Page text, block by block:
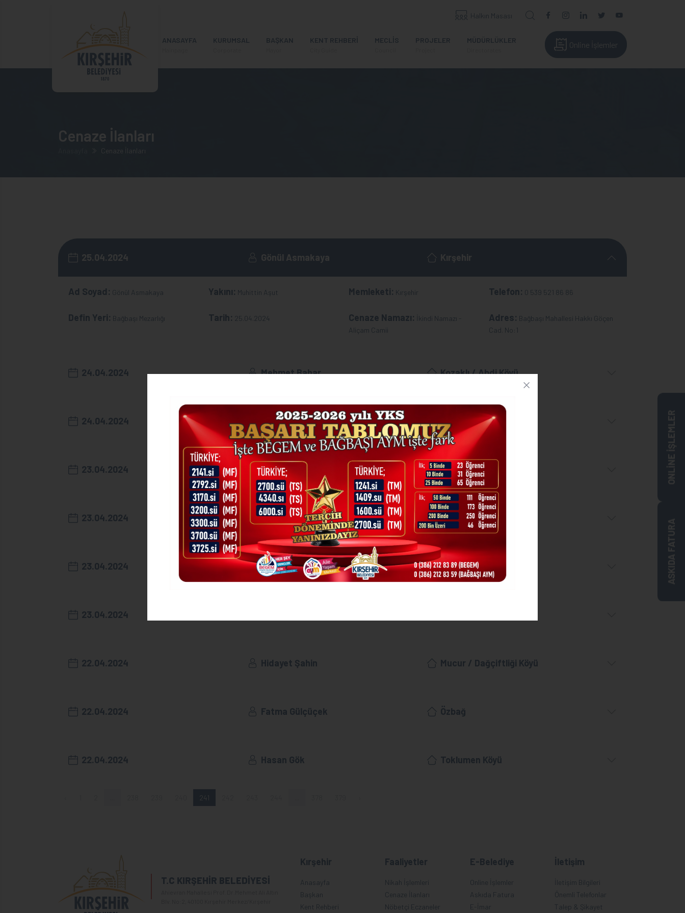
Halkın Masası
ANASAYFA KURUMSAL BAŞKAN KENT REHBERİ MECLİS PROJELER MÜDÜRLÜKLER Online İşlemler
Cenaze İlanları
Cenaze İlanları
25.04.2024 Gönül Asmakaya Kırşehir
Ad Soyad: Gönül Asmakaya Yakını: Muhittin Aşut Memleketi: Kırşehir Telefon: 0 539 521 86 86
Defin Yeri: Bağbaşı Mezarlığı Tarih: 25.04.2024 Cenaze Namazı: İkindi Namazı -
Aliçam Camii
Adres: Bağbaşı Mahallesi Hakkı Göçen
Cad. No:1
24.04.2024 Mehmet Bahar Kozaklı / Abdi Köyü
24.04.2024 Salim Aslan Çayağzı Kasabası
23.04.2024 Doğan Kılıçoğlu Mucur / İnaç Köyü
23.04.2024 Sinan Murat Aslan Mucur / Yeşilyurt Köyü
23.04.2024 Mahmut Köysüren Çadırlı Hacıyusuf Köyü
23.04.2024
22.04.2024 Hidayet Şahin Mucur / Dağçiftliği Köyü
22.04.2024 Fatma Gülçüçek Özbağ
22.04.2024 Hasan Gök Toklumen Köyü
241
T.C KIRŞEHİR BELEDİYESİ
Kırşehir
Anasayfa
Başkan
Kent Rehberi
Faaliyetler
Nikah İşlemleri
Cenaze İlanları
Nöbetçi Eczaneler
E-Belediye
Online İşlemler
Askıda Fatura
E-İmar
İletişim
İletişim Bilgileri
Önemli Telefonlar
Talep & Şikayet
ONLİNE İŞLEMLER
ASKIDA FATURA